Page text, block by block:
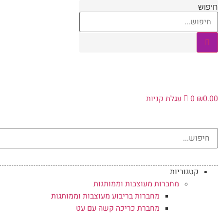
דלג
לתוכן
חיפוש
₪0.00
0 עגלת קניות
קטגוריות
מחברות מעוצבות וממותגות
מחברות בריבוע מעוצבות וממותגות
מחברת כריכה קשה עם עט